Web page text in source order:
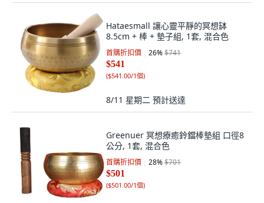
Hataesmall 讓心靈平靜的冥想缽
8.5cm + 棒 + 墊子組, 1套, 混合色
首購折扣價 26%$741
$541
($541.00/1個)
8/11 星期二 預計送達
Greenuer 冥想療癒鈴鐺棒墊組 口徑8
公分, 1套, 混合色
首購折扣價 28%$701
$501
($501.00/1個)